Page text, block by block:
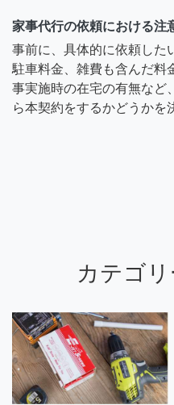
家事代行の依頼における注
事前に、具体的に依頼した
駐車料金、雑費も含んだ料
事実施時の在宅の有無など
ら本契約をするかどうかを
カテゴ